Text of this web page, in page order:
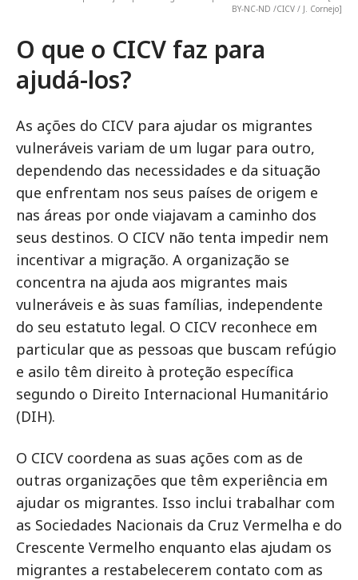
BY-NC-ND /CICV / J. Cornejo]
O que o CICV faz para
ajudá-los?
As ações do CICV para ajudar os migrantes
vulneráveis variam de um lugar para outro,
dependendo das necessidades e da situação
que enfrentam nos seus países de origem e
nas áreas por onde viajavam a caminho dos
seus destinos. O CICV não tenta impedir nem
incentivar a migração. A organização se
concentra na ajuda aos migrantes mais
vulneráveis e às suas famílias, independente
do seu estatuto legal. O CICV reconhece em
particular que as pessoas que buscam refúgio
e asilo têm direito à proteção específica
segundo o Direito Internacional Humanitário
(DIH).
O CICV coordena as suas ações com as de
outras organizações que têm experiência em
ajudar os migrantes. Isso inclui trabalhar com
as Sociedades Nacionais da Cruz Vermelha e do
Crescente Vermelho enquanto elas ajudam os
migrantes a restabelecerem contato com as